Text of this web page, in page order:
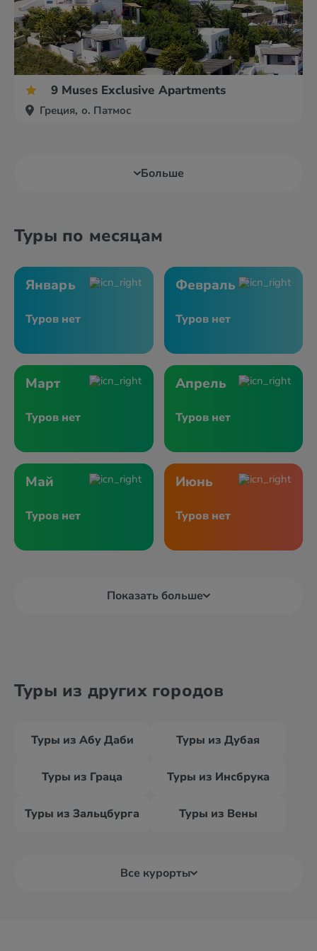
9 Muses Exclusive Apartments
Греция, о. Патмос
Больше
Туры по месяцам
Январь
Туров нет
Февраль
Туров нет
Март
Туров нет
Апрель
Туров нет
Май
Туров нет
Июнь
Туров нет
Показать больше
Туры из других городов
Туры из Абу Даби Туры из Дубая
Туры из Граца Туры из Инсбрука
Туры из Зальцбурга Туры из Вены
Все курорты